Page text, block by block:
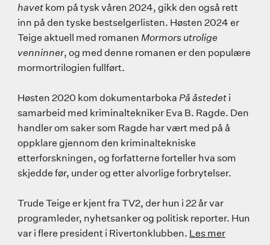
havet kom på tysk våren 2024, gikk den også rett
inn på den tyske bestselgerlisten. Høsten 2024 er
Teige aktuell med romanen Mormors utrolige
venninner, og med denne romanen er den populære
mormortrilogien fullført.
Høsten 2020 kom dokumentarboka På åstedet i
samarbeid med kriminaltekniker Eva B. Ragde. Den
handler om saker som Ragde har vært med på å
oppklare gjennom den kriminaltekniske
etterforskningen, og forfatterne forteller hva som
skjedde før, under og etter alvorlige forbrytelser.
Trude Teige er kjent fra TV2, der hun i 22 år var
programleder, nyhetsanker og politisk reporter. Hun
var i flere president i Rivertonklubben. Les mer